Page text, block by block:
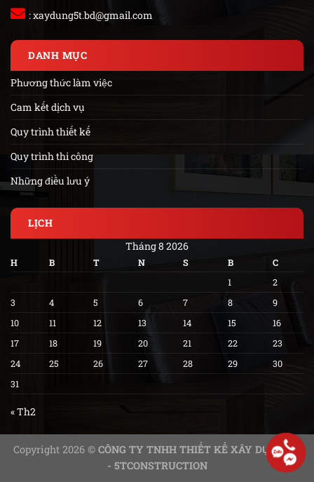
:xaydung5t.bd@gmail.com
DANH MỤC
Phương thức làm việc
Cam kết dịch vụ
Quy trình thiết kế
Quy trình thi công
Những điều lưu ý
LỊCH
Tháng 8 2026
H B T N S B
C
1
2
3
4 5 6 7 8
9
10
11 12 13 14 15
16
17
18 19 20 21 22
23
24
25 26 27 28 29
30
31
« Th2
Copyright 2026 © CÔNG TY TNHH THIẾT KẾ XÂY DỰNG 5T
- 5TCONSTRUCTION